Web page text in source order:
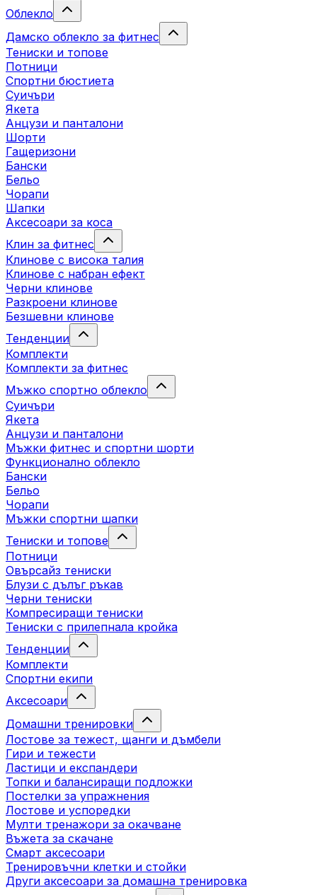
Облекло
Дамско облекло за фитнес
Тениски и топове
Потници
Спортни бюстиета
Суичъри
Якета
Aнцузи и панталони
Шорти
Гащеризони
Бански
Бельо
Чорапи
Шапки
Аксесоари за коса
Клин за фитнес
Клинове с висока талия
Клинове с набран ефект
Черни клинове
Разкроени клинове
Безшевни клинове
Тенденции
Комплекти
Комплекти за фитнес
Мъжко спортно облекло
Суичъри
Якета
Aнцузи и панталони
Mъжки фитнес и спортни шорти
Функционално облекло
Бански
Бельо
Чорапи
Mъжки спортни шапки
Тениски и топове
Потници
Овърсайз тениски
Блузи с дълъг ръкав
Черни тениски
Компресиращи тениски
Тениски с прилепнала кройка
Тенденции
Комплекти
Спортни екипи
Аксесоари
Домашни тренировки
Лостове за тежест, щанги и дъмбели
Гири и тежести
Ластици и експандери
Топки и балансиращи подложки
Постелки за упражнения
Лостове и успоредки
Мулти тренажори за окачване
Въжета за скачане
Смарт аксесоари
Тренировъчни клетки и стойки
Други аксесоари за домашна тренировка